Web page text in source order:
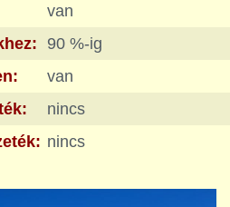
van
90 %-ig
van
nincs
nincs